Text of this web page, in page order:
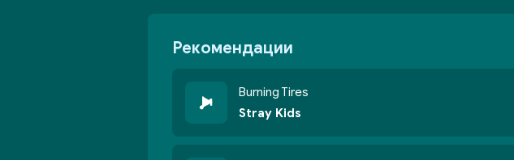
Рекомендации
Burning Tires
Stray Kids